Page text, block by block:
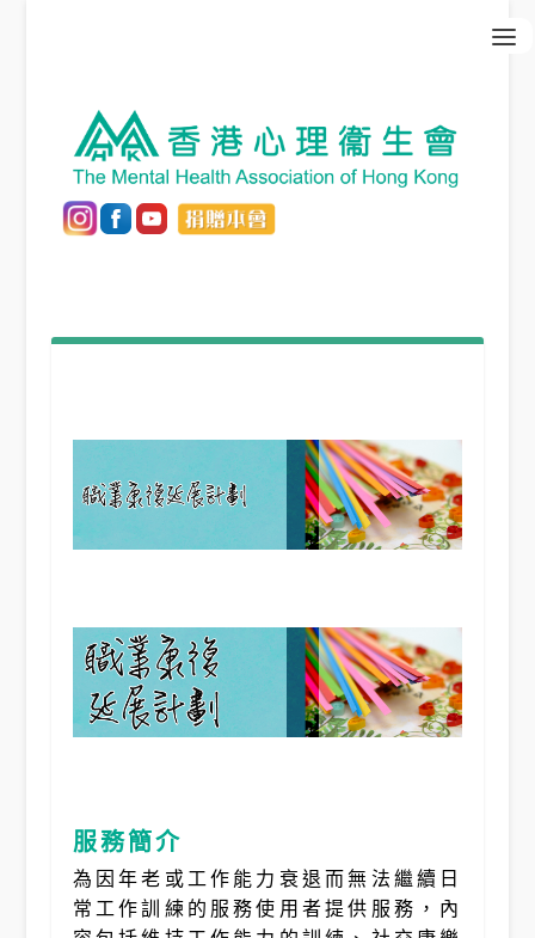
服務簡介
為因年老或工作能力衰退而無法繼續日
常工作訓練的服務使用者提供服務，內